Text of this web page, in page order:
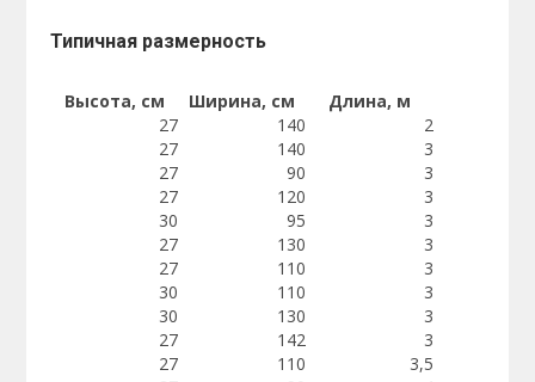
Типичная размерность
Высота, см Ширина, см
Длина, м
27
140
2
27
140
3
27
90
3
27
120
3
30
95
3
27
130
3
27
110
3
30
110
3
30
130
3
27
142
3
27
110
3,5